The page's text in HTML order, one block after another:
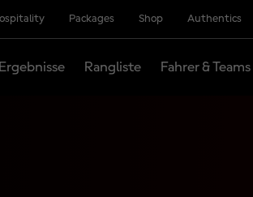
Packages Shop Authentics
Ergebnisse Rangliste Fahrer & Teams